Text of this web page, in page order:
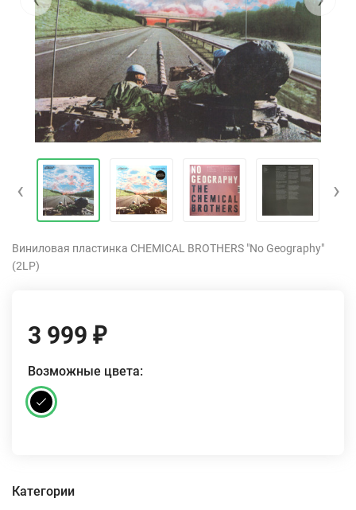
‹ ›
Виниловая пластинка CHEMICAL BROTHERS "No Geography"
(2LP)
3 999 ₽
Возможные цвета:
Категории